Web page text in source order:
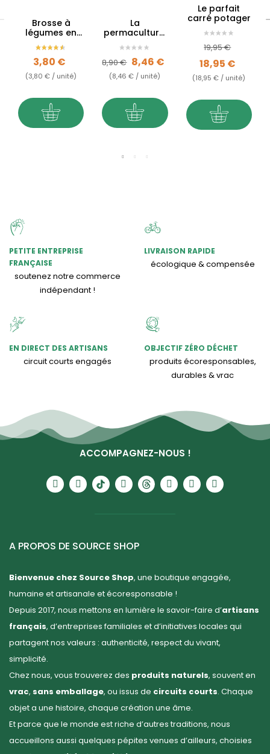
Brosse à
légumes en
bois et fibres
Prix
3,80 €
(3,80 € / unité)
La
permaculture,
c'est très
simple !
Prix de base
8,90 € Prix
8,46 €
(8,46 € / unité)
Le parfait
carré potager
Prix de base
19,95 €
18,95 €
(18,95 € / unité)
PETITE ENTREPRISE
FRANÇAISE
soutenez notre commerce
indépendant !
LIVRAISON RAPIDE
écologique & compensée
EN DIRECT DES ARTISANS
circuit courts engagés
OBJECTIF ZÉRO DÉCHET
produits écoresponsables,
durables & vrac
ACCOMPAGNEZ-NOUS !
A PROPOS DE SOURCE SHOP
Bienvenue chez Source Shop, une boutique engagée,
humaine et artisanale et écoresponsable !
Depuis 2017, nous mettons en lumière le savoir-faire d’artisans
français, d’entreprises familiales et d’initiatives locales qui
partagent nos valeurs : authenticité, respect du vivant,
simplicité.
Chez nous, vous trouverez des produits naturels, souvent en
vrac, sans emballage, ou issus de circuits courts. Chaque
objet a une histoire, chaque création une âme.
Et parce que le monde est riche d’autres traditions, nous
accueillons aussi quelques pépites venues d’ailleurs, choisies